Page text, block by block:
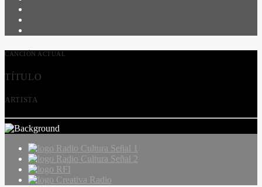
CANCIÓN ACTUAL
TÍTULO
ARTISTA
Radio Cultura Señal 1
Radio Cultura Señal 2
RFI
Creativa Radio